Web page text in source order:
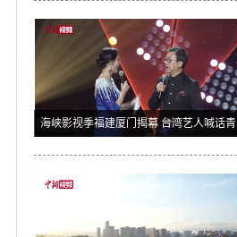
海峡影视季福建厦门揭幕 台湾艺人喊话青